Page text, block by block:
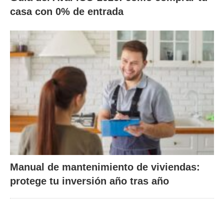
casa con 0% de entrada
Manual de mantenimiento de viviendas:
protege tu inversión año tras año